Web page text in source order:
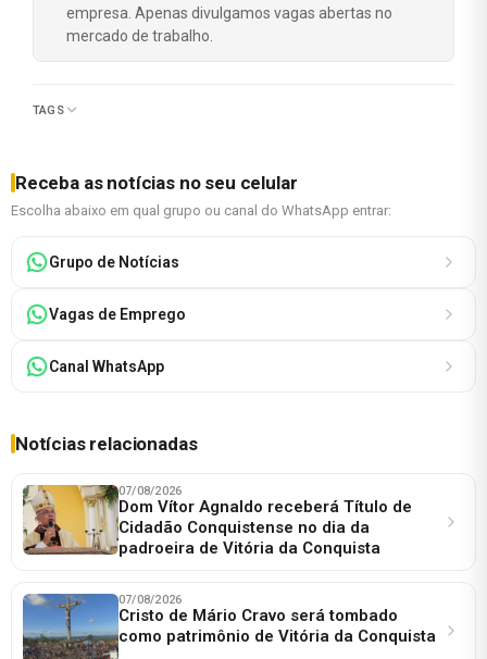
empresa. Apenas divulgamos vagas abertas no
mercado de trabalho.
TAGS
Receba as notícias no seu celular
Escolha abaixo em qual grupo ou canal do WhatsApp entrar:
Grupo de Notícias
Vagas de Emprego
Canal WhatsApp
Notícias relacionadas
07/08/2026
Dom Vítor Agnaldo receberá Título de
Cidadão Conquistense no dia da
padroeira de Vitória da Conquista
07/08/2026
Cristo de Mário Cravo será tombado
como patrimônio de Vitória da Conquista